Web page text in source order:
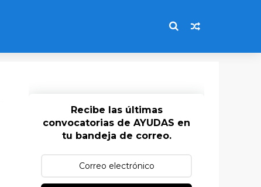
Recibe las últimas
convocatorias de AYUDAS en
tu bandeja de correo.